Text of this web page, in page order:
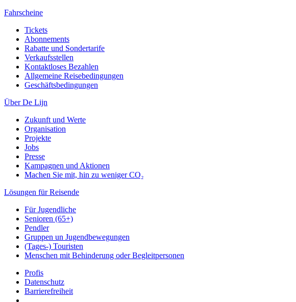
Fahrscheine
Tickets
Abonnements
Rabatte und Sondertarife
Verkaufsstellen
Kontaktloses Bezahlen
Allgemeine Reisebedingungen
Geschäftsbedingungen
Über De Lijn
Zukunft und Werte
Organisation
Projekte
Jobs
Presse
Kampagnen und Aktionen
Machen Sie mit, hin zu weniger CO₂
Lösungen für Reisende
Für Jugendliche
Senioren (65+)
Pendler
Gruppen un Jugendbewegungen
(Tages-) Touristen
Menschen mit Behinderung oder Begleitpersonen
Profis
Datenschutz
Barrierefreiheit